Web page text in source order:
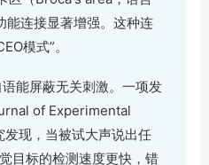
能连接显著增强。这种连
模式”。
语能屏蔽无关刺激。一项发
of Experimental
现，当被试大声说出任
目标的检测速度更快，错